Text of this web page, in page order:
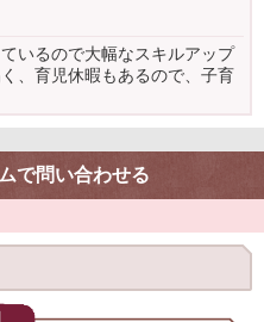
いるので大幅なスキルアップ
、育児休暇もあるので、子育
で問い合わせる